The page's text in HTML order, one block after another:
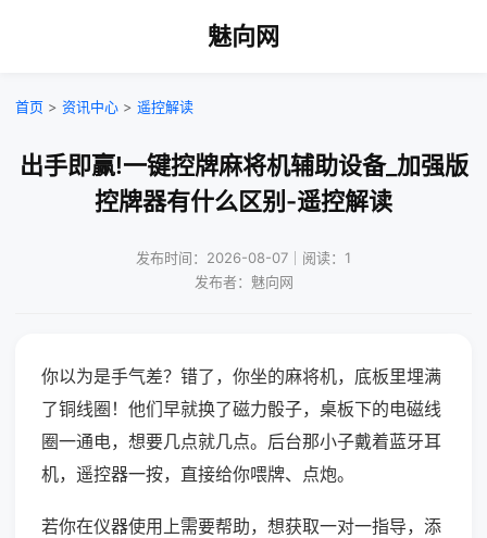
魅向网
首页 > 资讯中心 > 遥控解读
出手即赢!一键控牌麻将机辅助设备_加强版
控牌器有什么区别-遥控解读
发布时间：2026-08-07｜阅读：1
发布者：魅向网
你以为是手气差？错了，你坐的麻将机，底板里埋满
了铜线圈！他们早就换了磁力骰子，桌板下的电磁线
圈一通电，想要几点就几点。后台那小子戴着蓝牙耳
机，遥控器一按，直接给你喂牌、点炮。
若你在仪器使用上需要帮助，想获取一对一指导，添